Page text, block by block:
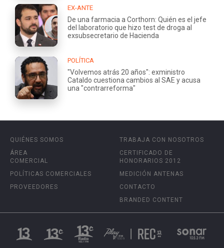
EX-ANTE
De una farmacia a Corthorn: Quién es el jefe
del laboratorio que hizo test de droga al
exsubsecretario de Hacienda
POLÍTICA
"Volvemos atrás 20 años": exministro
Cataldo cuestiona cambios al SAE y acusa
una "contrarreforma"
QUIÉNES SOMOS
ÁREA
COMERCIAL
POLÍTICAS COMERCIALES
PROVEEDORES
TRABAJA CON NOSOTROS
CERTIFICADO DE
HONORARIOS 2012
MEDICIÓN ANTENAS
CONTACTO
BRANDED CONTENT